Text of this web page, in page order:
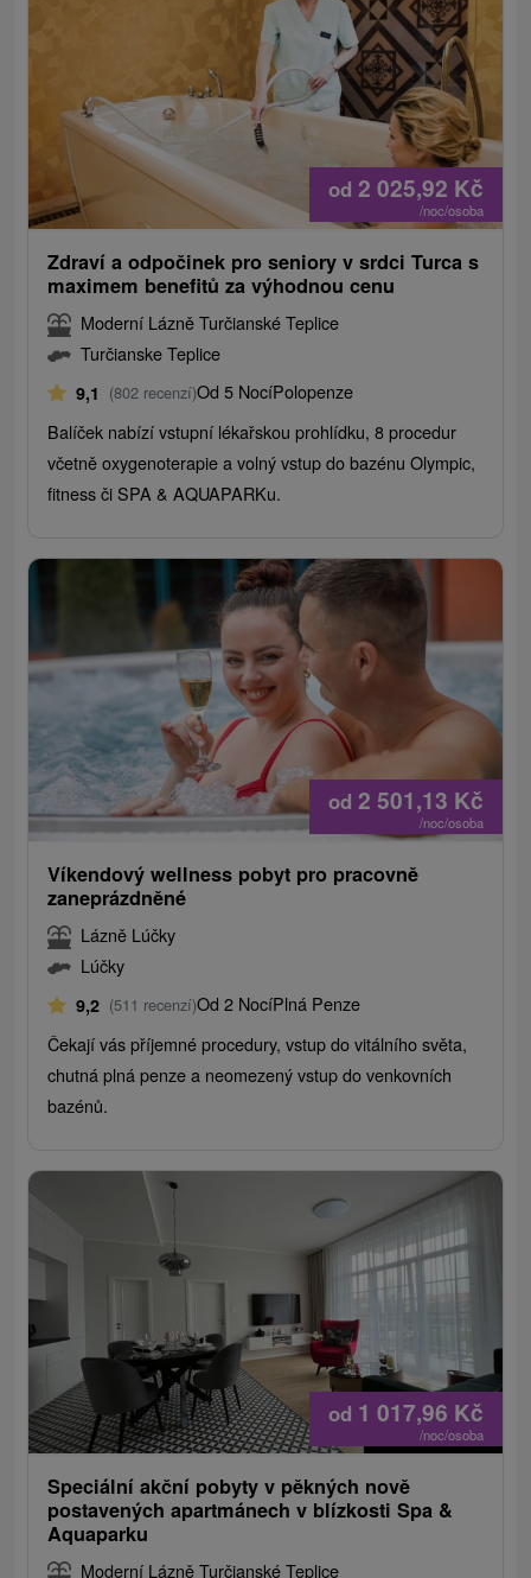
od 2 025,92 Kč
/noc/osoba
Zdraví a odpočinek pro seniory v srdci Turca s
maximem benefitů za výhodnou cenu
Moderní Lázně Turčianské Teplice
Turčianske Teplice
9,1 (802 recenzí)Od 5 NocíPolopenze
Balíček nabízí vstupní lékařskou prohlídku, 8 procedur
včetně oxygenoterapie a volný vstup do bazénu Olympic,
fitness či SPA & AQUAPARKu.
od 2 501,13 Kč
/noc/osoba
Víkendový wellness pobyt pro pracovně
zaneprázdněné
Lázně Lúčky
Lúčky
9,2 (511 recenzí)Od 2 NocíPlná Penze
Čekají vás příjemné procedury, vstup do vitálního světa,
chutná plná penze a neomezený vstup do venkovních
bazénů.
od 1 017,96 Kč
/noc/osoba
Speciální akční pobyty v pěkných nově
postavených apartmánech v blízkosti Spa &
Aquaparku
Moderní Lázně Turčianské Teplice